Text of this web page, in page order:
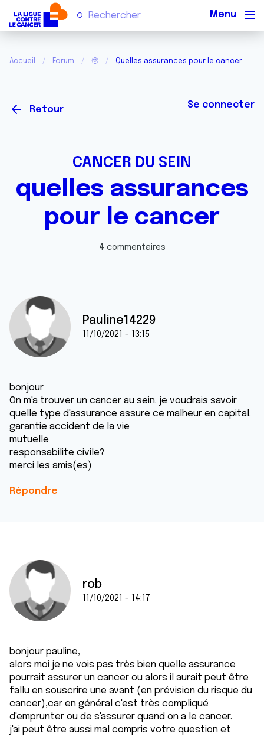
Accueil Forum 🥹 Quelles assurances pour le cancer
Retour Se connecter
CANCER DU SEIN
quelles assurances
pour le cancer
4 commentaires
Pauline14229
11/10/2021 - 13:15
bonjour
On m'a trouver un cancer au sein. je voudrais savoir
quelle type d'assurance assure ce malheur en capital.
garantie accident de la vie
mutuelle
responsabilite civile?
merci les amis(es)
Répondre
rob
11/10/2021 - 14:17
bonjour pauline,
alors moi je ne vois pas très bien quelle assurance
pourrait assurer un cancer ou alors il aurait peut être
fallu en souscrire une avant (en prévision du risque du
cancer),car en général c'est très compliqué
d'emprunter ou de s'assurer quand on a le cancer.
j'ai peut être aussi mal compris votre question et